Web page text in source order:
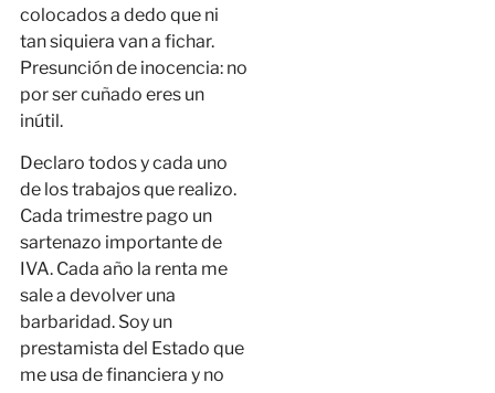
colocados a dedo que ni
tan siquiera van a fichar.
Presunción de inocencia: no
por ser cuñado eres un
inútil.
Declaro todos y cada uno
de los trabajos que realizo.
Cada trimestre pago un
sartenazo importante de
IVA. Cada año la renta me
sale a devolver una
barbaridad. Soy un
prestamista del Estado que
me usa de financiera y no